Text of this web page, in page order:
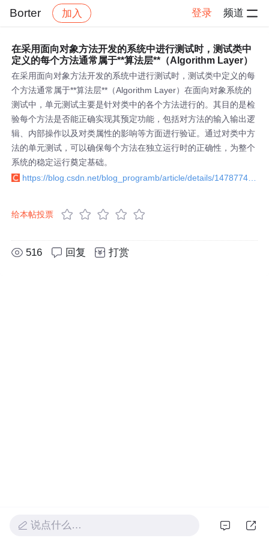
Borter 加入 登录 频道
社区 Borter 学习打卡 帖子详情
在采用面向对象方法开发的系统中进行测试时，测试类中
定义的每个方法通常属于**算法层**（Algorithm Layer）
在采用面向对象方法开发的系统中进行测试时，测试类中定义的每
个方法通常属于**算法层**（Algorithm Layer）在面向对象系统的
测试中，单元测试主要是针对类中的各个方法进行的。其目的是检
验每个方法是否能正确实现其预定功能，包括对方法的输入输出逻
辑、内部操作以及对类属性的影响等方面进行验证。通过对类中方
法的单元测试，可以确保每个方法在独立运行时的正确性，为整个
系统的稳定运行奠定基础。
给本帖投票
516 回复 打赏
说点什么…